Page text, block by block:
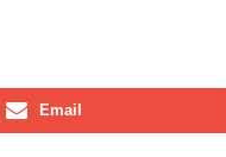
Email